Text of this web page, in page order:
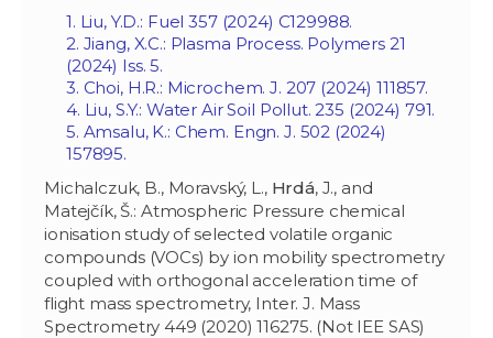
1. Liu, Y.D.: Fuel 357 (2024) C129988.
2. Jiang, X.C.: Plasma Process. Polymers 21
(2024) Iss. 5.
3. Choi, H.R.: Microchem. J. 207 (2024) 111857.
4. Liu, S.Y.: Water Air Soil Pollut. 235 (2024) 791.
5. Amsalu, K.: Chem. Engn. J. 502 (2024)
157895.
Michalczuk, B., Moravský, L., Hrdá, J., and
Matejčík, Š.: Atmospheric Pressure chemical
ionisation study of selected volatile organic
compounds (VOCs) by ion mobility spectrometry
coupled with orthogonal acceleration time of
flight mass spectrometry, Inter. J. Mass
Spectrometry 449 (2020) 116275. (Not IEE SAS)